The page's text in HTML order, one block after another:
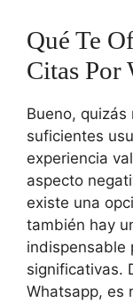
Qué Te
Citas Por
Bueno,
suficientes
experiencia
aspecto
existe una
también hay
indispensable
significativas.
Whatsapp, es